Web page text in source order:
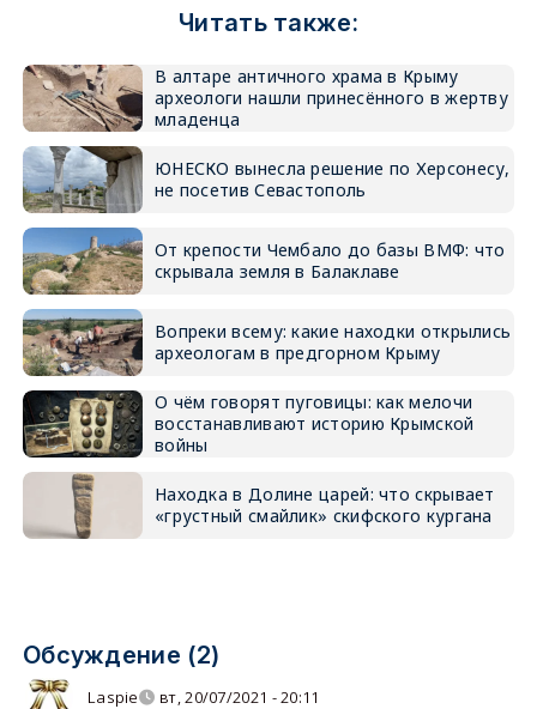
Читать также:
В алтаре античного храма в Крыму
археологи нашли принесённого в жертву
младенца
ЮНЕСКО вынесла решение по Херсонесу,
не посетив Севастополь
От крепости Чембало до базы ВМФ: что
скрывала земля в Балаклаве
Вопреки всему: какие находки открылись
археологам в предгорном Крыму
О чём говорят пуговицы: как мелочи
восстанавливают историю Крымской
войны
Находка в Долине царей: что скрывает
«грустный смайлик» скифского кургана
Обсуждение (2)
Laspie вт, 20/07/2021 - 20:11